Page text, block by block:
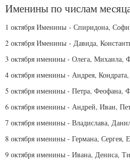
Именины по числам
1 октября Именины - Спиридона,
2 октября Именины - Давида,
3 октября именины - Олега, Михаила,
4 октября именины - Андрея,
5 октября именины - Петра, Феофана,
6 октября именины - Андрей, Иван,
7 октября именины - Владислава,
8 октября именины - Германа, Сергея,
9 октября именины - Ивана, Дениса,